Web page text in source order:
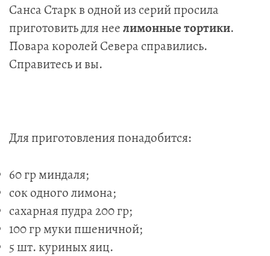
Санса Старк в одной из серий просила
приготовить для неелимонные тортики.
Повара королей Севера справились.
Справитесь и вы.
Для приготовления понадобится:
60 гр миндаля;
сок одного лимона;
сахарная пудра 200 гр;
100 гр муки пшеничной;
5 шт. куриных яиц.